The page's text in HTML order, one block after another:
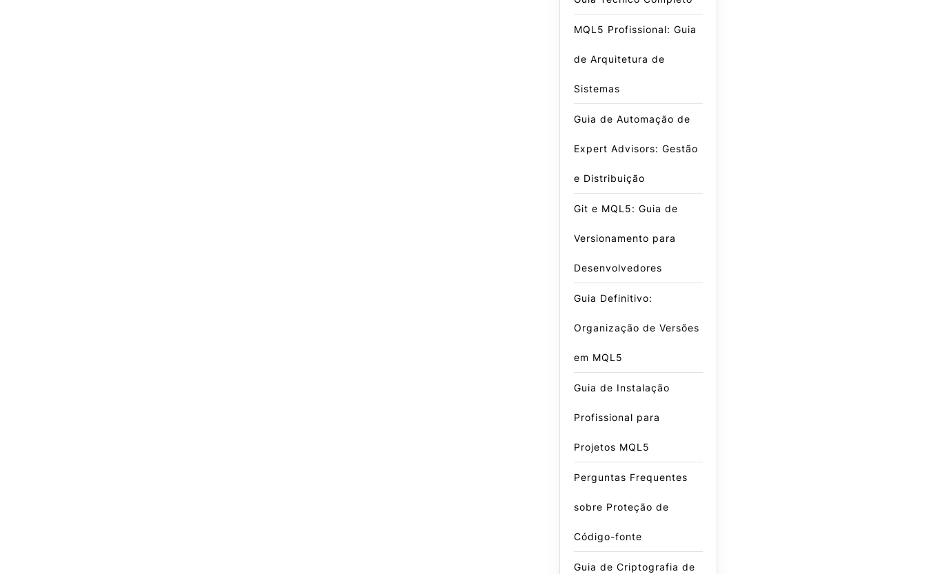
MQL5 Profissional: Guia
de Arquitetura de
Sistemas
Guia de Automação de
Expert Advisors: Gestão
e Distribuição
Git e MQL5: Guia de
Versionamento para
Desenvolvedores
Guia Definitivo:
Organização de Versões
em MQL5
Guia de Instalação
Profissional para
Projetos MQL5
Perguntas Frequentes
sobre Proteção de
Código-fonte
Guia de Criptografia de